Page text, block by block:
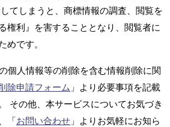
てしまうと、商標情報の調査、閲覧を
権利』を害することとなり、閲覧者に
めです。
個人情報等の削除を含む情報削除に関
除申請フォーム 」より必要事項を記載
その他、本サービスについてお気づき
「お問い合わせ 」よりお気軽にお知ら